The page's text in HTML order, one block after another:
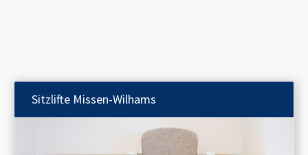
Sitzlifte Missen-Wilhams